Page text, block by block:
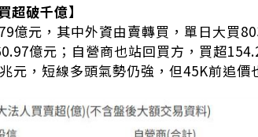
超破千億】
億元，其中外資由賣轉買，單日大買
億元；自營商也站回買方，買超
元，短線多頭氣勢仍強，但45K前追